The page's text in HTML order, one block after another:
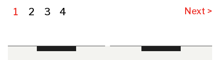
1 2 3 4 Next >